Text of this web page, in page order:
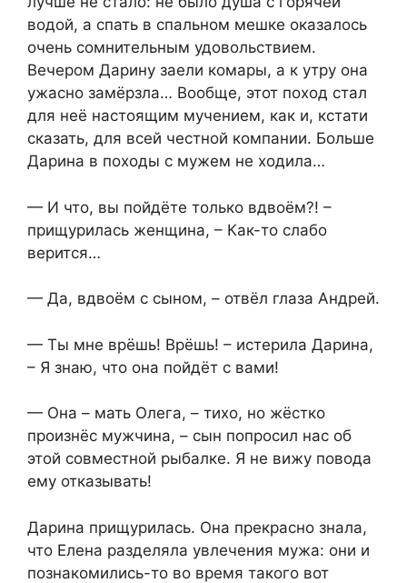
водой, а спать в спальном мешке оказалось
очень сомнительным удовольствием.
Вечером Дарину заели комары, а к утру она
ужасно замёрзла… Вообще, этот поход стал
для неё настоящим мучением, как и, кстати
сказать, для всей честной компании. Больше
Дарина в походы с мужем не ходила…
— И что, вы пойдёте только вдвоём?! –
прищурилась женщина, – Как-то слабо
верится…
— Да, вдвоём с сыном, – отвёл глаза Андрей.
— Ты мне врёшь! Врёшь! – истерила Дарина,
– Я знаю, что она пойдёт с вами!
— Она – мать Олега, – тихо, но жёстко
произнёс мужчина, – сын попросил нас об
этой совместной рыбалке. Я не вижу повода
ему отказывать!
Дарина прищурилась. Она прекрасно знала,
что Елена разделяла увлечения мужа: они и
познакомились-то во время такого вот